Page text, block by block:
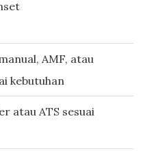
AMF, atau
kebutuhan
atau ATS sesuai